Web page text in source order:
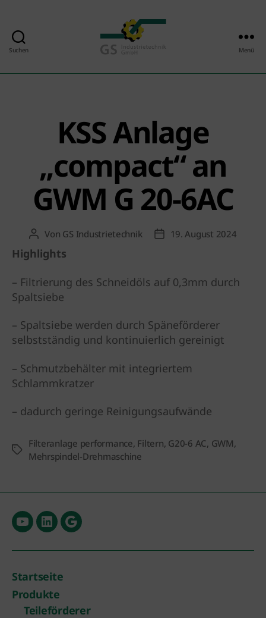
Suchen
Industrietechnik
Menü
KSS Anlage
„compact“ an
GWM G 20-6AC
Beitragsautor
Von GS Industrietechnik Beitragsdatum
19. August 2024
Highlights
– Filtrierung des Schneidöls auf 0,3mm durch
Spaltsiebe
– Spaltsiebe werden durch Späneförderer
selbstständig und kontinuierlich gereinigt
– Schmutzbehälter mit integriertem
Schlammkratzer
– dadurch geringe Reinigungsaufwände
Schlagwörter
Filteranlage performance, Filtern, G20-6 AC, GWM,
Mehrspindel-Drehmaschine
Menüeintrag
Menüeintrag
Menüeintrag
Startseite
Produkte
Teileförderer